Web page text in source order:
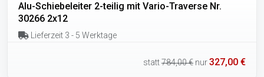
Alu-Schiebeleiter 2-teilig mit Vario-Traverse Nr.
30266 2x12
Lieferzeit 3 - 5 Werktage
statt784,00 € nur327,00 €